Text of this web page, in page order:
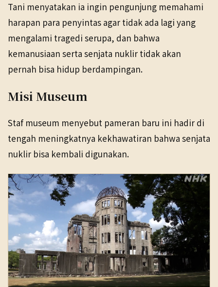
Tani menyatakan ia ingin pengunjung memahami
harapan para penyintas agar tidak ada lagi yang
mengalami tragedi serupa, dan bahwa
kemanusiaan serta senjata nuklir tidak akan
pernah bisa hidup berdampingan.
Misi Museum
Staf museum menyebut pameran baru ini hadir di
tengah meningkatnya kekhawatiran bahwa senjata
nuklir bisa kembali digunakan.